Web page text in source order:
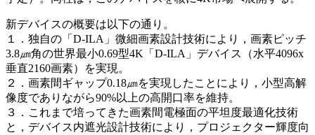
新デバイスの概要は以下の通り。
１．独自の「D-ILA」微細画素設計技術により，画素ピッチ
3.8㎛角の世界最小0.69型4K「D-ILA」デバイス（水平4096x
垂直2160画素）を実現。
２．画素間ギャップ0.18㎛を実現したことにより，小型高解
像度でありながら90%以上の高開口率を維持。
３．これまで培ってきた画素間電極面の平坦度最適化技術
と，デバイス内遮光設計技術により，プロジェクター輝度向